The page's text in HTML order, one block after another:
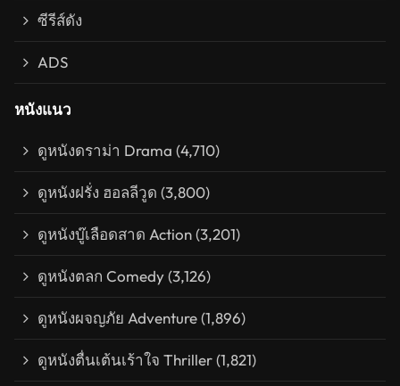
ซีรีส์ดัง
ADS
หนังแนว
ดูหนังดราม่า Drama (4,710)
ดูหนังฝรั่ง ฮอลลีวูด (3,800)
ดูหนังบู๊เลือดสาด Action(3,201)
ดูหนังตลก Comedy(3,126)
ดูหนังผจญภัย Adventure(1,896)
ดูหนังตื่นเต้นเร้าใจ Thriller(1,821)